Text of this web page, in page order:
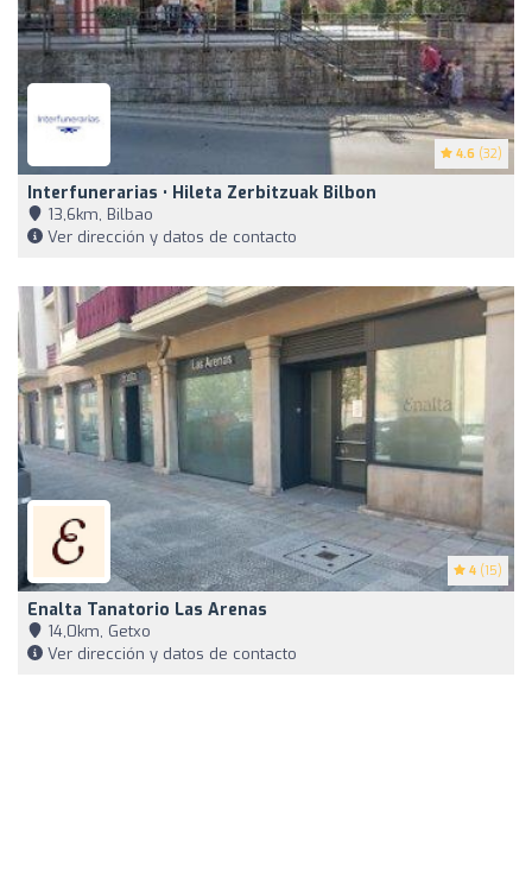
4.6 (32)
Interfunerarias • Hileta Zerbitzuak Bilbon
13,6km, Bilbao
Ver dirección y datos de contacto
4 (15)
Enalta Tanatorio Las Arenas
14,0km, Getxo
Ver dirección y datos de contacto